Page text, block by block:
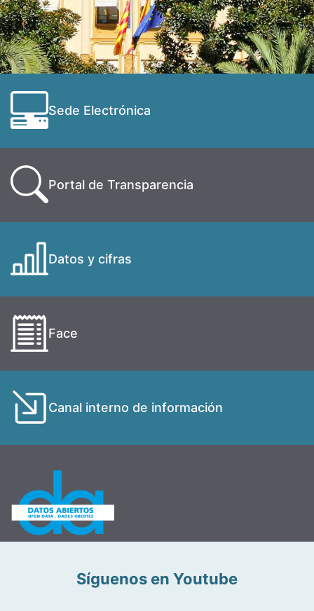
Sede Electrónica
Portal de Transparencia
Datos y cifras
Face
Canal interno de información
Síguenos en Youtube